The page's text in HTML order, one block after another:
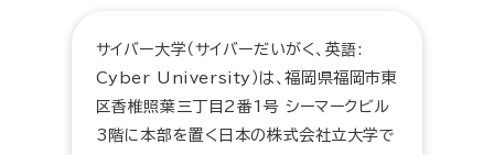
サイバー大学（サイバーだいがく、英語:
Cyber University）は、福岡県福岡市東
区香椎照葉三丁目2番1号 シーマークビル
3階に本部を置く日本の株式会社立大学で